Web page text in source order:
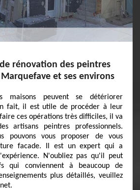
rénovation des peintres
et ses environs
maisons peuvent se détériorer
fait, il est utile de procéder à leur
ces opérations très difficiles, il va
artisans peintres professionnels.
pouvons vous proposer de vous
facade. Il est un expert qui a
N'oubliez pas qu'il peut
qui conviennent à beaucoup de
plus détaillés, veuillez